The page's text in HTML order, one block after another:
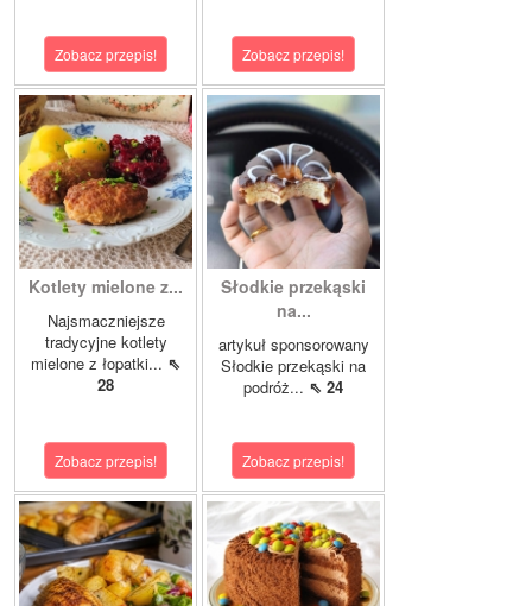
Zobacz przepis! Zobacz przepis!
Kotlety mielone z...
Najsmaczniejsze
tradycyjne kotlety
mielone z łopatki... ⇖
28
Zobacz przepis!
Słodkie przekąski
na...
artykuł sponsorowany
Słodkie przekąski na
podróż... ⇖ 24
Zobacz przepis!